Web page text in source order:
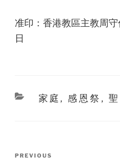
准印：香港教區主教周
日
Categories
家庭 , 感恩祭 ,
Previous
PREVIOUS